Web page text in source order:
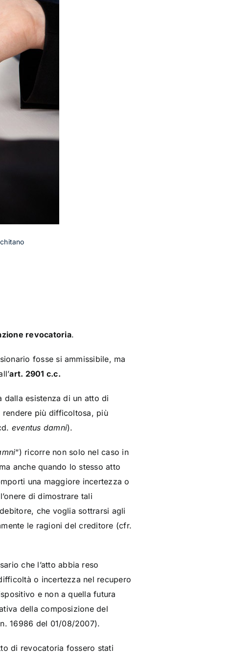
revocatoria.
fosse si ammissibile, ma
art. 2901 c.c.
dalla esistenza di un atto di
più difficoltosa, più
eventus damni).
“) ricorre non solo nel caso in
anche quando lo stesso atto
una maggiore incertezza o
l’onere di dimostrare tali
che voglia sottrarsi agli
le ragioni del creditore (cfr.
che l’atto abbia reso
o incertezza nel recupero
e non a quella futura
della composizione del
16986 del 01/08/2007).
di revocatoria fossero stati